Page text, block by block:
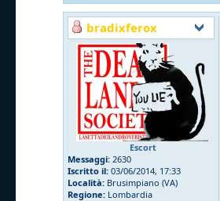
bradixferox
Escort
Messaggi: 2630
Iscritto il: 03/06/2014, 17:33
Località: Brusimpiano (VA)
Regione: Lombardia